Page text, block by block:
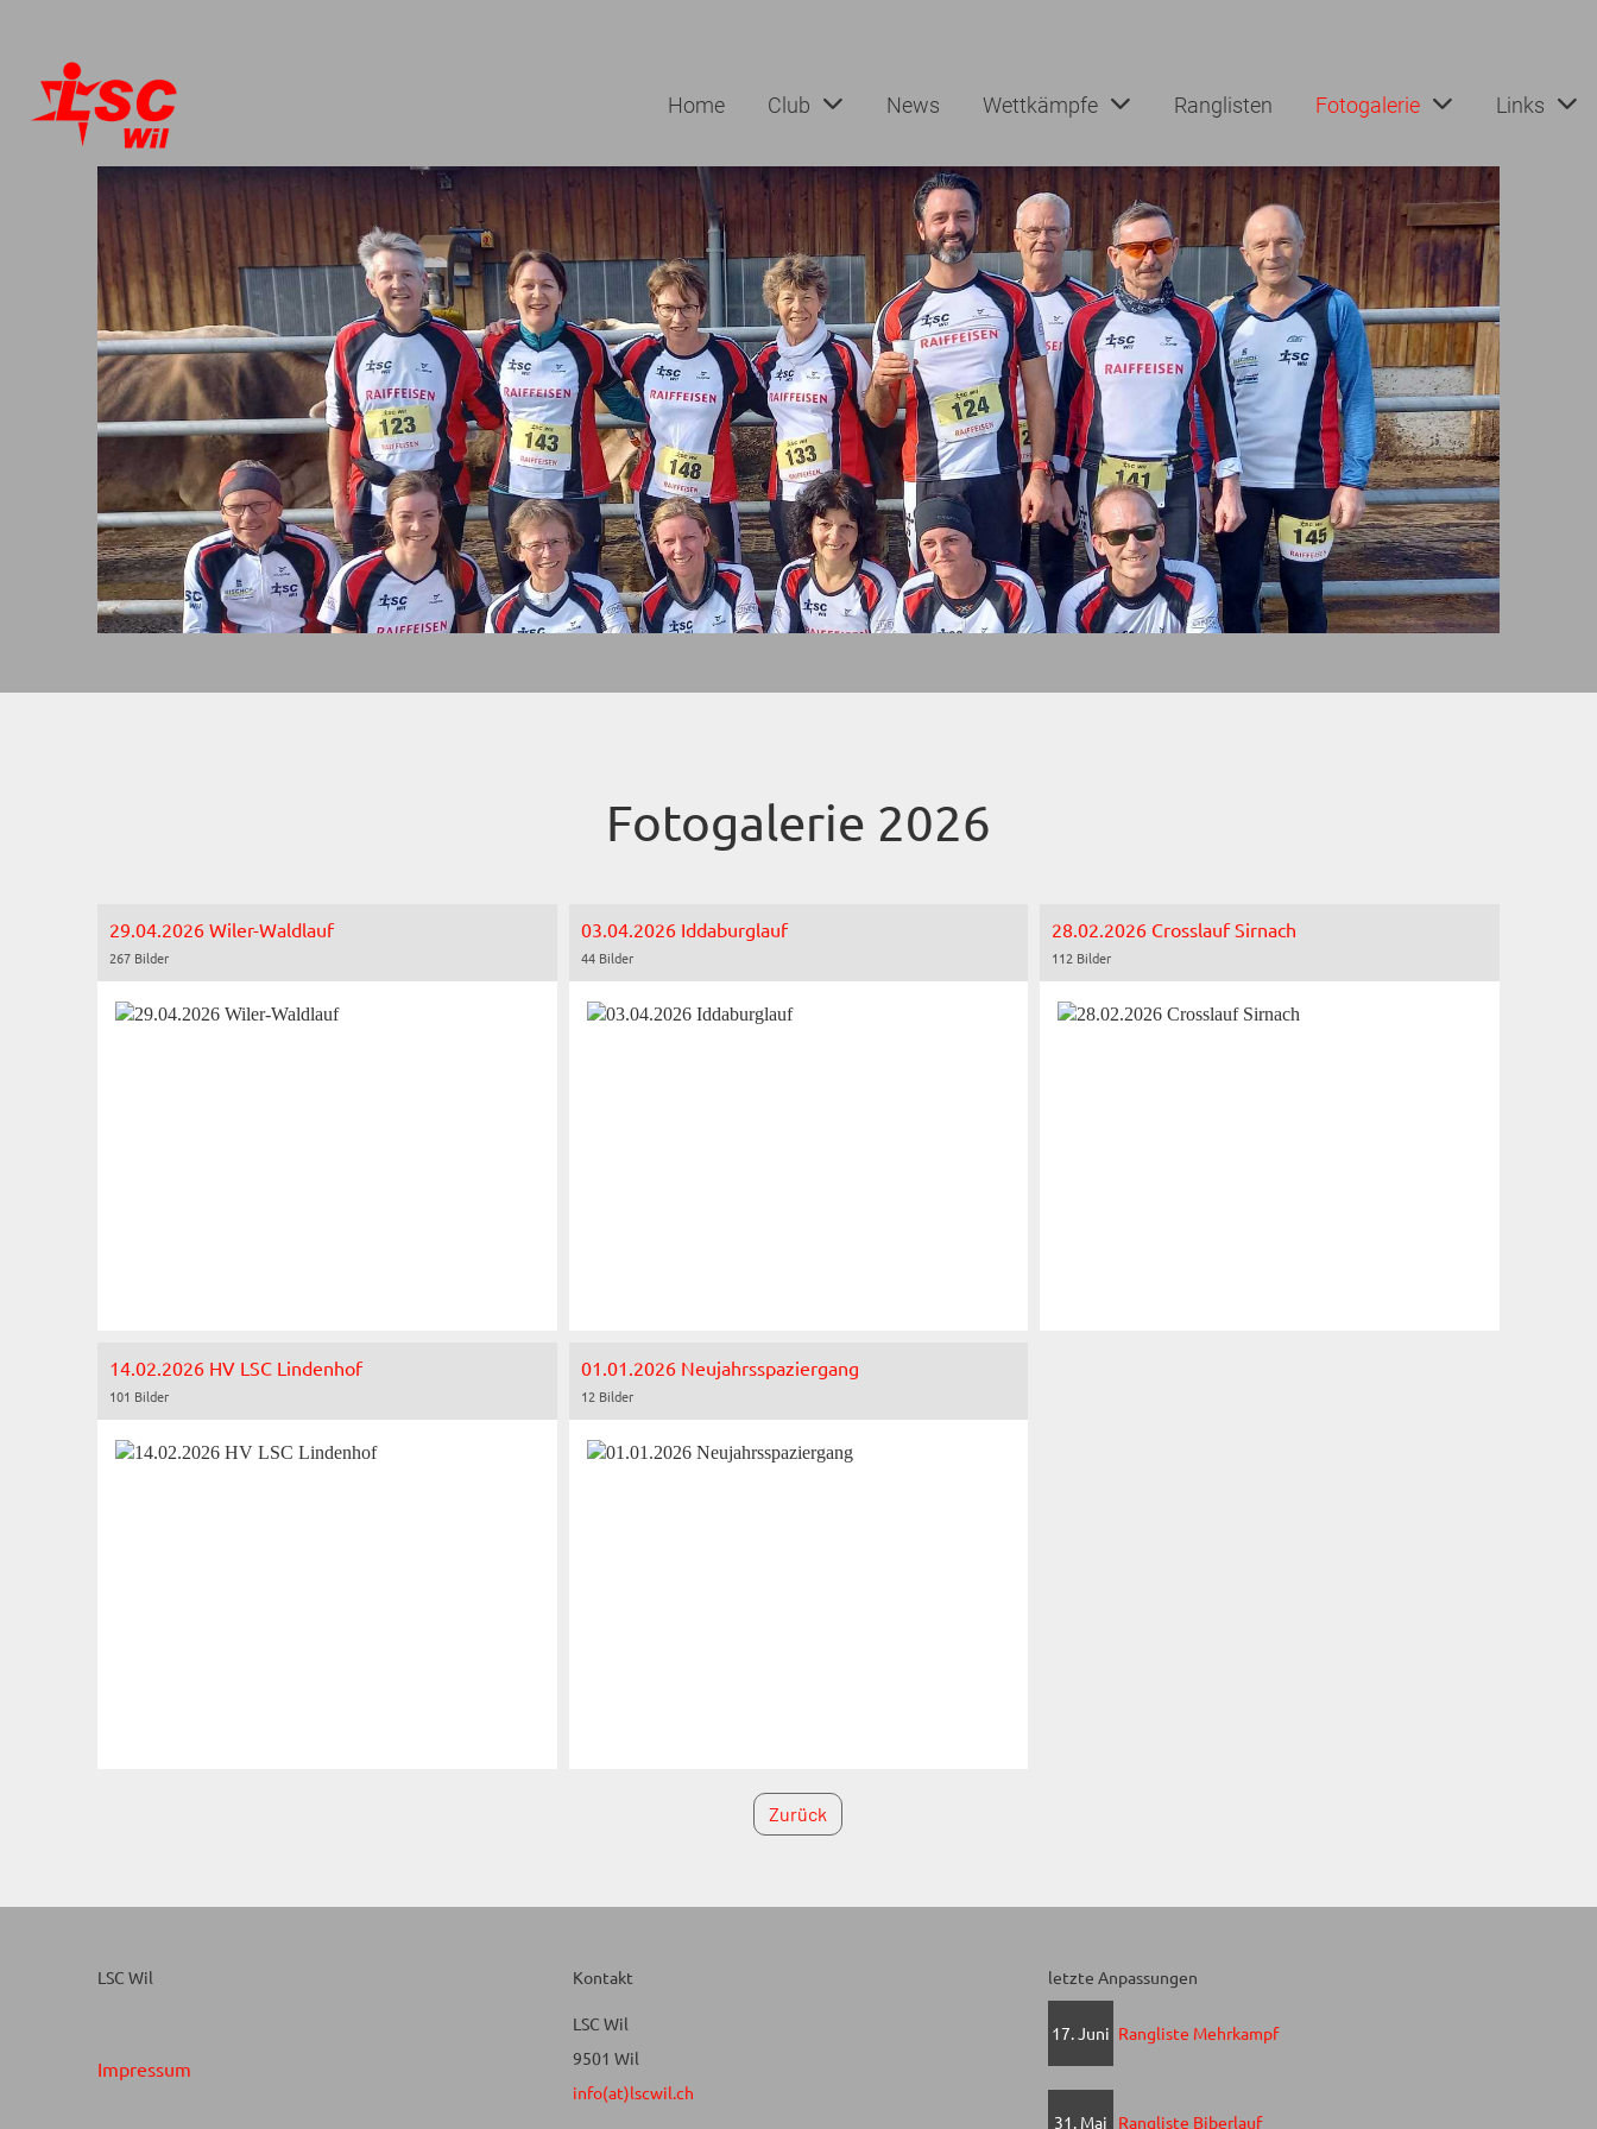
Home Club News Wettkämpfe Ranglisten Fotogalerie Links
Fotogalerie 2026
29.04.2026 Wiler-Waldlauf
267 Bilder
03.04.2026 Iddaburglauf
44 Bilder
28.02.2026 Crosslauf Sirnach
112 Bilder
14.02.2026 HV LSC Lindenhof
101 Bilder
01.01.2026 Neujahrsspaziergang
12 Bilder
Zurück
LSC Wil
Impressum
Kontakt
LSC Wil
9501 Wil
info(at)lscwil.ch
letzte Anpassungen
17. Juni Rangliste Mehrkampf
31. Mai Rangliste Biberlauf